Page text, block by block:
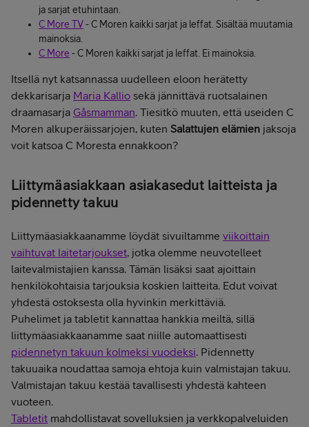
ja sarjat etuhintaan.
C More TV- C Moren kaikki sarjat ja leffat. Sisältää muutamia
mainoksia.
C More - C Moren kaikki sarjat ja leffat. Ei mainoksia.
Itsellä nyt katsannassa uudelleen eloon herätetty
dekkarisarja Maria Kallio sekä jännittävä ruotsalainen
draamasarja Gåsmamman. Tiesitkö muuten, että useiden C
Moren alkuperäissarjojen, kuten Salattujen elämien jaksoja
voit katsoa C Moresta ennakkoon?
Liittymäasiakkaan asiakasedut laitteista ja
pidennetty takuu
Liittymäasiakkaanamme löydät sivuiltamme viikoittain
vaihtuvat laitetarjoukset, jotka olemme neuvotelleet
laitevalmistajien kanssa. Tämän lisäksi saat ajoittain
henkilökohtaisia tarjouksia koskien laitteita. Edut voivat
yhdestä ostoksesta olla hyvinkin merkittäviä.
Puhelimet ja tabletit kannattaa hankkia meiltä, sillä
liittymäasiakkaanamme saat niille automaattisesti
pidennetyn takuun kolmeksi vuodeksi. Pidennetty
takuuaika noudattaa samoja ehtoja kuin valmistajan takuu.
Valmistajan takuu kestää tavallisesti yhdestä kahteen
vuoteen.
Tabletit mahdollistavat sovelluksien ja verkkopalveluiden